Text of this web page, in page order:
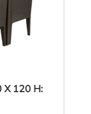
X 120 H: